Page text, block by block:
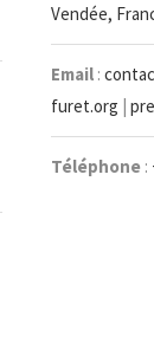
Vendée,
Email:
furet.org |
Téléphone: